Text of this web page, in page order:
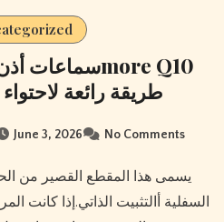
طريقة رائعة
June 3, 2026 No Comments
يسمى هذا المقطع القصير من الحبل بين المرساة والطبقة
السفلية أالتثبيت الذاتي.إذا كانت